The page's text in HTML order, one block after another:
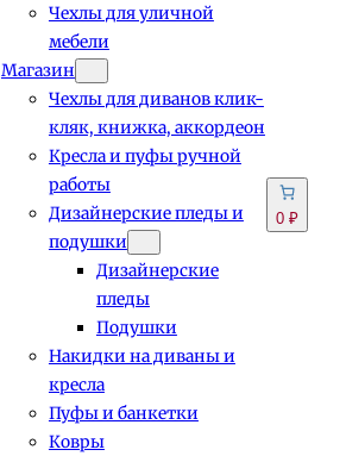
Чехлы для уличной
мебели
Магазин
Чехлы для диванов клик-
кляк, книжка, аккордеон
Кресла и пуфы ручной
работы
Дизайнерские пледы и
подушки
Дизайнерские
пледы
Подушки
Накидки на диваны и
кресла
Пуфы и банкетки
Ковры
0 ₽